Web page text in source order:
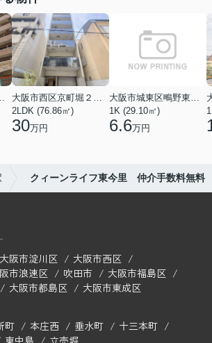
３丁目
大阪市西区京町堀２丁目
2LDK (76.86㎡)
30万円
大阪市城東区鴫野東３丁目
1K (29.10㎡)
6.6万円
クィーンライフ東今里 仲介手数料無料
大阪市淀川区
大阪市西区
市浪速区 吹田市
大阪市福島区
大阪市都島区
大阪市東成区
町 本庄西 垂水町
十三本町